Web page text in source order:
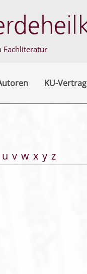
Fachliteratur
KU-Vertrag
u v w x y z